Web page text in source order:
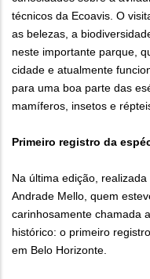
técnicos da Ecoavis. O
as belezas, a
neste importante parque,
cidade e atualmente
para uma boa parte das
mamíferos, insetos e
Primeiro registro da
Na última edição,
Andrade Mello, quem
carinhosamente chamada
histórico: o primeiro
em Belo Horizonte.